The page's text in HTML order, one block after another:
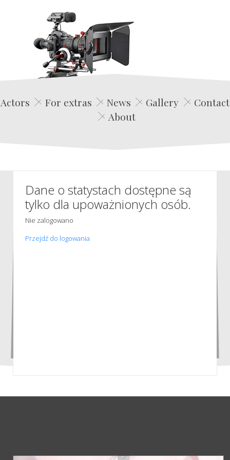
Edwin Film Agencja Aktorska
Actors For extras News Gallery
Contact
About
Dane o statystach dostępne są
tylko dla upoważnionych osób.
Nie zalogowano
Przejdź do logowania